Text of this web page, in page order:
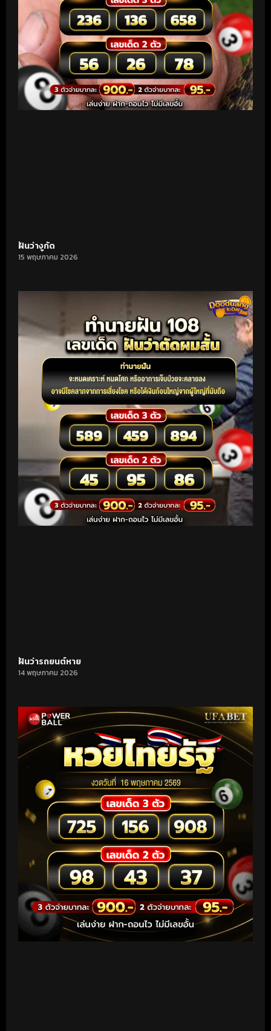
ฝันว่างูกัด
15 พฤษภาคม 2026
ฝันว่ารถยนต์หาย
14 พฤษภาคม 2026